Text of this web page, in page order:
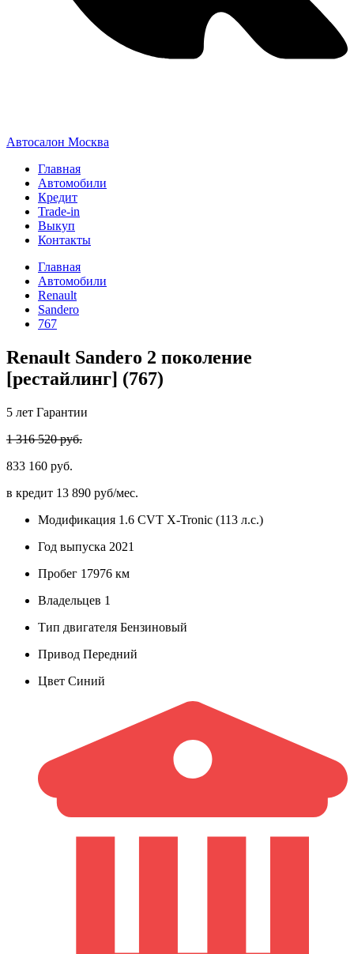
Автосалон Москва
Главная
Автомобили
Кредит
Trade-in
Выкуп
Контакты
Главная
Автомобили
Renault
Sandero
767
Renault Sandero 2 поколение
[рестайлинг] (767)
5 лет Гарантии
1 316 520 руб.
833 160 руб.
в кредит 13 890 руб/мес.
Модификация 1.6 CVT X-Tronic (113 л.с.)
Год выпуска 2021
Пробег 17976 км
Владельцев 1
Тип двигателя Бензиновый
Привод Передний
Цвет Синий